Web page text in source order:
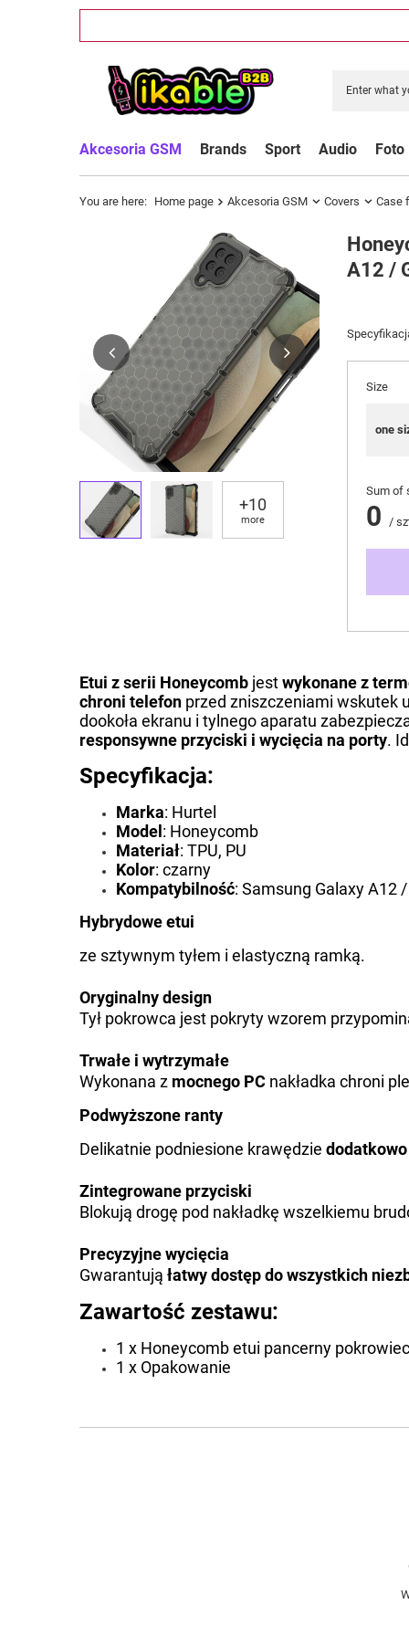
Akcesoria GSM Brands Sport Audio Foto
You are here: Home page Akcesoria GSM Covers Case
+10
more
A12 /
Size
one
Sum of
0 /
Etui z serii Honeycomb jestwykonane z
chroni telefon przed zniszczeniami wskutek
dookoła ekranu i tylnego aparatu
responsywne przyciski i wycięcia na porty.
Specyfikacja:
Marka: Hurtel
Model : Honeycomb
Materiał: TPU, PU
Kolor: czarny
Kompatybilność: Samsung Galaxy A12
Hybrydowe etui
ze sztywnym tyłem i elastyczną ramką.
Oryginalny design
Tył pokrowca jest pokryty wzorem
Trwałe i wytrzymałe
Wykonana z mocnego PC nakładka chroni
Podwyższone ranty
Delikatnie podniesione krawędzie
Zintegrowane przyciski
Blokują drogę pod nakładkę wszelkiemu
Precyzyjne wycięcia
Gwarantują łatwy dostęp do wszystkich
Zawartość zestawu:
1 x Honeycomb etui pancerny
1 x Opakowanie